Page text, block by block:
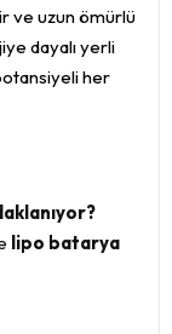
ve uzun ömürlü
dayalı yerli
her
lipo batarya